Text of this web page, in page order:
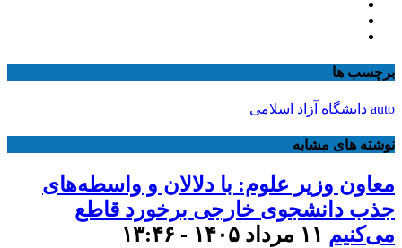
برچسب ها
auto دانشگاه آزاد اسلامی
نوشته های مشابه
معاون وزیر علوم: با دلالان و واسطه‌های
جذب دانشجوی خارجی برخورد قاطع
می‌کنیم ۱۱ مرداد ۱۴۰۵ - ۱۳:۴۶